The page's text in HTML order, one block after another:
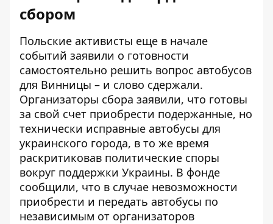
сбором
Польские активисты еще в начале
событий заявили о готовности
самостоятельно решить вопрос автобусов
для Винницы – и слово сдержали.
Организаторы сбора заявили, что готовы
за свой счет приобрести подержанные, но
технически исправные автобусы для
украинского города, в то же время
раскритиковав политические споры
вокруг поддержки Украины. В фонде
сообщили, что в случае невозможности
приобрести и передать автобусы по
независимым от организаторов